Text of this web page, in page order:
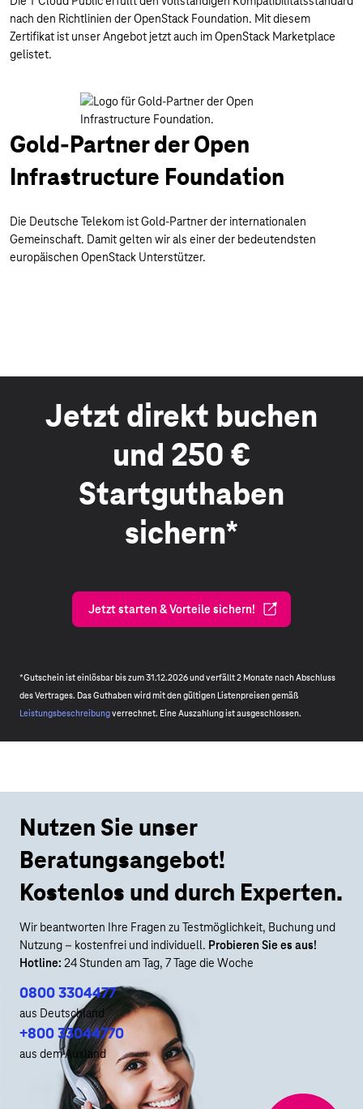
nach den Richtlinien der OpenStack Foundation. Mit diesem
Zertifikat ist unser Angebot jetzt auch im OpenStack Marketplace
gelistet.
Gold-Partner der Open
Infrastructure Foundation
Die Deutsche Telekom ist Gold-Partner der internationalen
Gemeinschaft. Damit gelten wir als einer der bedeutendsten
europäischen OpenStack Unterstützer.
Jetzt direkt buchen
und 250 €
Startguthaben
sichern*
Jetzt starten & Vorteile sichern!
*Gutschein ist einlösbar bis zum 31.12.2026 und verfällt 2 Monate nach Abschluss
des Vertrages. Das Guthaben wird mit den gültigen Listenpreisen gemäß
Leistungsbeschreibungverrechnet. Eine Auszahlung ist ausgeschlossen.
Nutzen Sie unser
Beratungsangebot!
Kostenlos und durch Experten.
Wir beantworten Ihre Fragen zu Testmöglichkeit, Buchung und
Nutzung – kostenfrei und individuell. Probieren Sie es aus!
Hotline: 24 Stunden am Tag, 7 Tage die Woche
0800 3304477
aus Deutschland
+800 33044770
aus dem Ausland